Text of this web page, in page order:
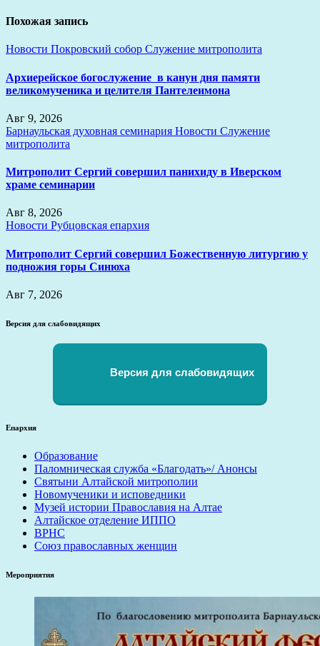
Похожая запись
Новости Покровский собор Служение митрополита
Архиерейское богослужение в канун дня памяти
великомученика и целителя Пантелеимона
Авг 9, 2026
Барнаульская духовная семинария Новости Служение
митрополита
Митрополит Сергий совершил панихиду в Иверском
храме семинарии
Авг 8, 2026
Новости Рубцовская епархия
Митрополит Сергий совершил Божественную литургию у
подножия горы Синюха
Авг 7, 2026
Версия для слабовидящих
Версия для слабовидящих
Епархия
Образование
Паломническая служба «Благодать»/ Анонсы
Святыни Алтайской митрополии
Новомученики и исповедники
Музей истории Православия на Алтае
Алтайское отделение ИППО
ВРНС
Союз православных женщин
Мероприятия